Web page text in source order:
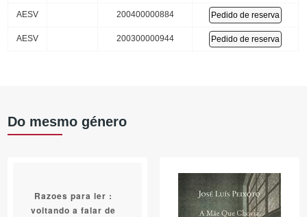
AESV 200400000884 Pedido de reserva
AESV 200300000944 Pedido de reserva
Do mesmo género
Razoes para ler :
voltando a falar de